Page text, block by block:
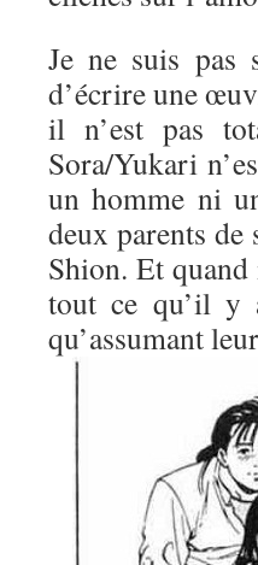
Je ne suis
d’écrire une
il n’est pas
Sora/Yukari
un homme ni
deux parents de
Shion. Et
tout ce qu’il y
qu’assumant